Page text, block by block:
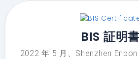
BIS 証明書
2022 年 5 月、Shenzhen